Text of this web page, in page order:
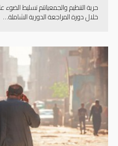
حرية التنظيم والجمعياتتم تسليط
خلال دورة المراجعة الدورية الشاملة…
إقرأ